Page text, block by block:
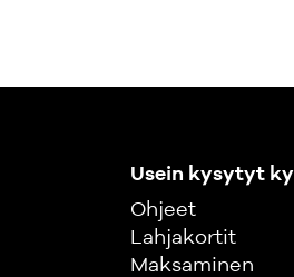
Usein kysytyt
Ohjeet
Lahjakortit
Maksaminen